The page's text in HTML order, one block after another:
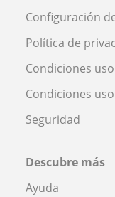
Configuración
Política de
Condiciones
Condiciones
Seguridad
Descubre más
Ayuda